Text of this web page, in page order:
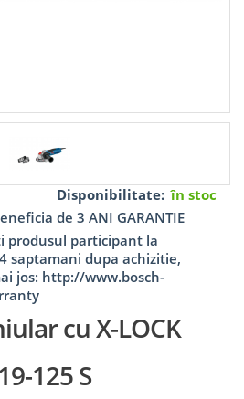
Disponibilitate: în stoc
de 3 ANI GARANTIE
produsul participant la
saptamani dupa achizitie,
jos: http://www.bosch-
cu X-LOCK
125 S